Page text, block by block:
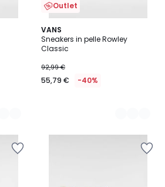
Outlet
VANS
Sneakers in pelle Rowley
Classic
92,99 €
55,79 € -40%
2
Colori